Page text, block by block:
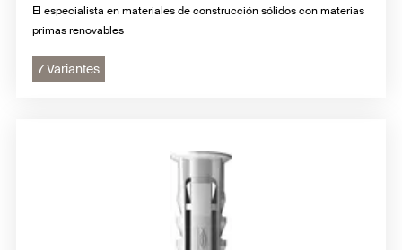
El especialista en materiales de construcción sólidos con materias
primas renovables
7 Variantes